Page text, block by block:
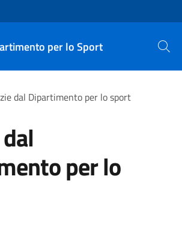
sito
per lo Sport Cerca
dal Dipartimento per lo sport
per lo